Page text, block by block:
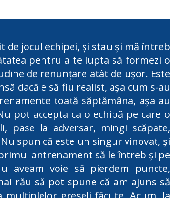
de jocul echipei, şi stau şi mă întreb
pentru a te lupta să formezi o
de renunţare atât de uşor. Este
dacă e să fiu realist, aşa cum s-au
toată săptămâna, aşa au
pot accepta ca o echipă pe care o
pase la adversar, mingi scăpate,
spun că este un singur vinovat, şi
antrenament să le întreb şi pe
aveam voie să pierdem puncte,
rău să pot spune că am ajuns să
greşeli făcute. Acum, la